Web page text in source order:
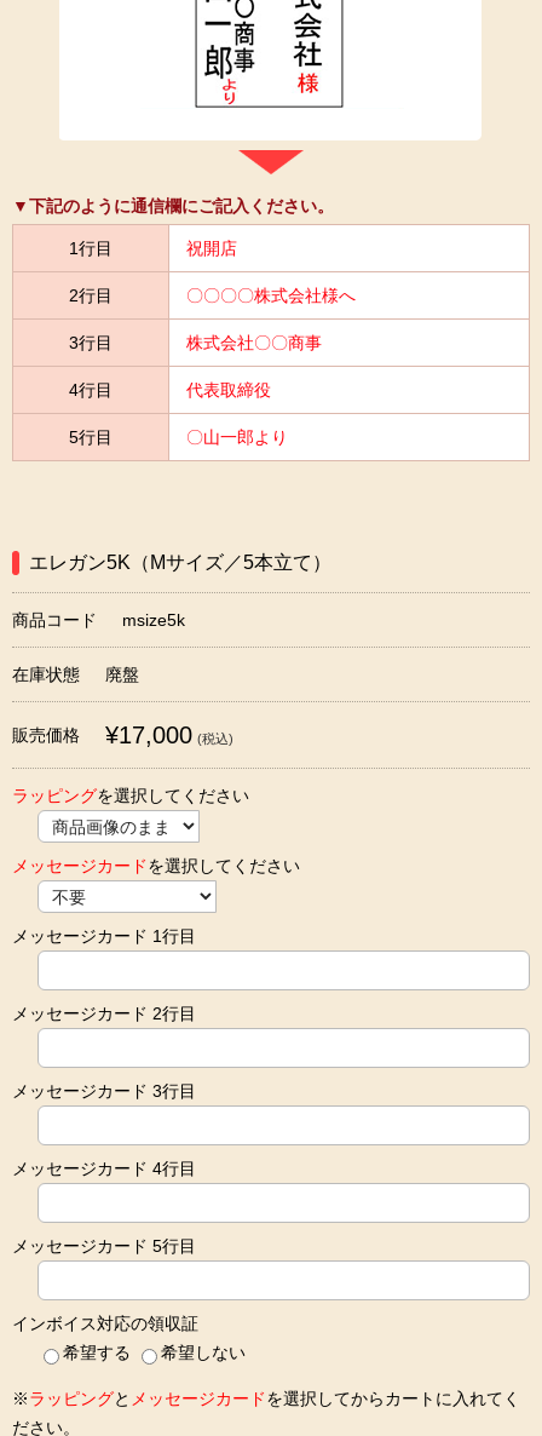
▼下記のように通信欄にご記入ください。
1行目 祝開店
2行目 〇〇〇〇株式会社様へ
3行目 株式会社〇〇商事
4行目 代表取締役
5行目 〇山一郎より
エレガン5K（Mサイズ／5本立て）
商品コード msize5k
在庫状態 廃盤
販売価格 ¥17,000 (税込)
ラッピングを選択してください
メッセージカードを選択してください
メッセージカード 1行目
メッセージカード 2行目
メッセージカード 3行目
メッセージカード 4行目
メッセージカード 5行目
インボイス対応の領収証
希望する
希望しない
※ラッピングと メッセージカードを選択してからカートに入れてく
ださい。